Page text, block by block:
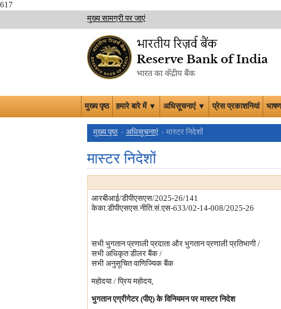
617
मुख्य सामग्री पर जाएं
मुख्य पृष्ठ हमारे बारे में ▼ अधिसूचनाएं ▼ प्रेस प्रकाशनियां
मुख्य पृष्ठ अधिसूचनाएं मास्टर निदेशों
मास्टर निदेशों
आरबीआई/डीपीएसएस/2025-26/141
केका.डीपीएसएस.नीति.सं.एस-633/02-14-008/2025-26
सभी भुगतान प्रणाली प्रदाता और भुगतान प्रणाली प्रतिभागी /
सभी अधिकृत डीलर बैंक /
सभी अनुसूचित वाणिज्यिक बैंक
महोदया / प्रिय महोदय,
भुगतान एग्रीगेटर (पीए) के विनियमन पर मास्टर निदेश